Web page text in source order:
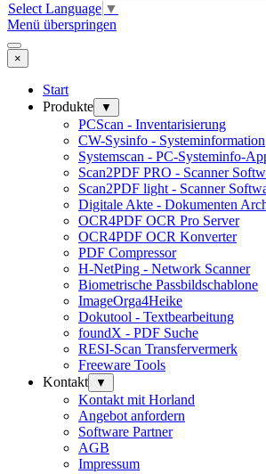
Select Language ▼
Menü überspringen
×
Start
Produkte
▼
PCScan - Inventarisierung
CW-Sysinfo - Systeminformation
Systemscan - PC-Systeminfo-
Scan2PDF PRO - Scanner
Scan2PDF light - Scanner
Digitale Akte - Dokumenten
OCR4PDF OCR Pro Server
OCR4PDF OCR Konverter
PDF Compressor
H-NetPing - Network Scanner
Biometrische Passbildschablone
ImageOrga4Heike
Dokutool - Textbearbeitung
foundX - PDF Suche
RESI-Scan Transfervermerk
Freeware Tools
Kontakt
▼
Kontakt mit Horland
Angebot anfordern
Software Partner
AGB
Impressum